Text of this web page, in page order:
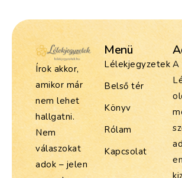
Írok akkor,
amikor már
nem lehet
hallgatni.
Nem
válaszokat
adok – jelen
Menü
Lélekjegyzetek
Belső tér
Könyv
Rólam
Kapcsolat
A